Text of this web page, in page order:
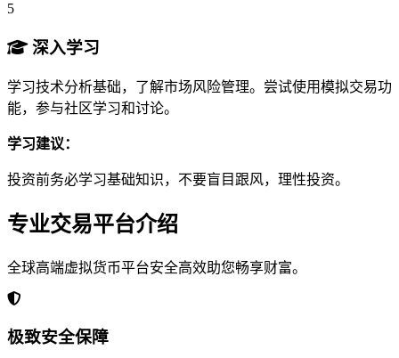
5
深入学习
学习技术分析基础，了解市场风险管理。尝试使用模拟交易功
能，参与社区学习和讨论。
学习建议：
投资前务必学习基础知识，不要盲目跟风，理性投资。
专业交易平台介绍
全球高端虚拟货币平台安全高效助您畅享财富。
极致安全保障